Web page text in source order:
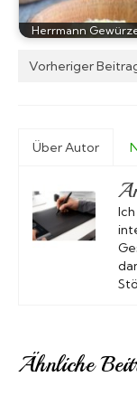
Herrmann
Vorheriger
Über Autor
Ähnliche